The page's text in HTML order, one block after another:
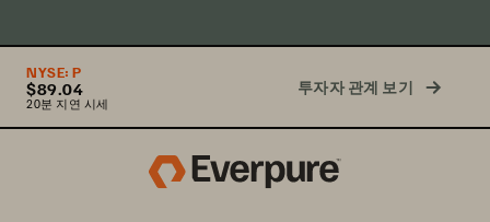
NYSE: P
$89.04
20분 지연 시세
투자자 관계 보기